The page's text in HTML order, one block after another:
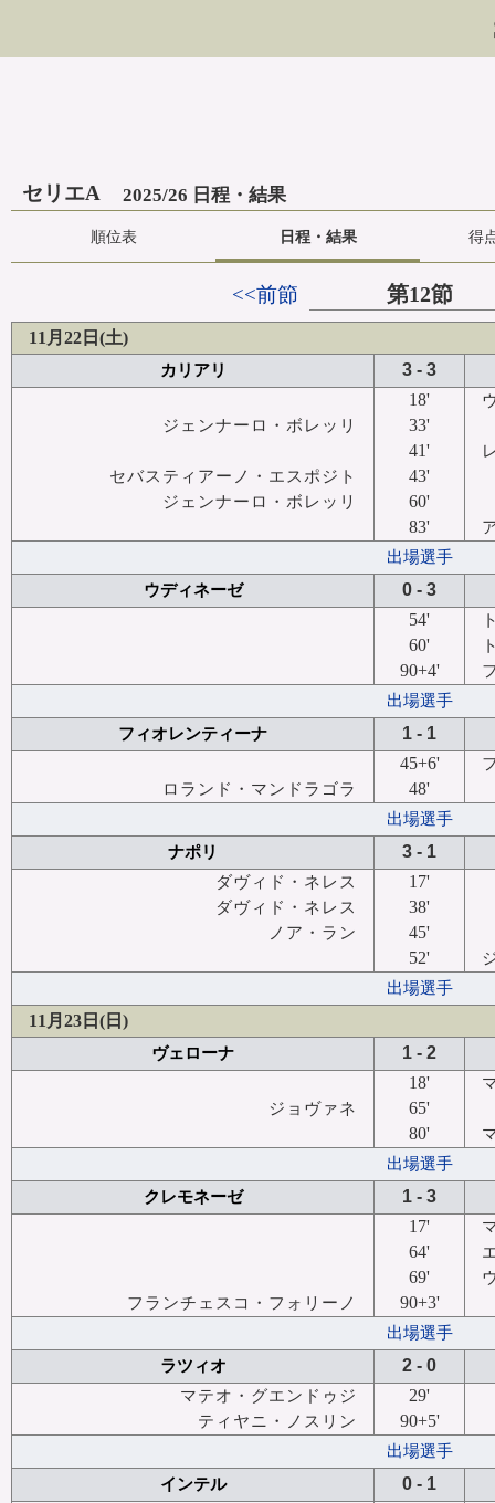
セリエA 2025/26 日程・結果
順位表 日程・結果 得
<<前節 第12節
11月22日(土)
カリアリ
3 - 3
18'
ジェンナーロ・ボレッリ
33'
41'
セバスティアーノ・エスポジト
43'
ジェンナーロ・ボレッリ
60'
83'
出場選手
ウディネーゼ
0 - 3
54'
60'
90+4'
出場選手
フィオレンティーナ
1 - 1
45+6'
ロランド・マンドラゴラ
48'
出場選手
ナポリ
3 - 1
ダヴィド・ネレス 17'
ダヴィド・ネレス 38'
ノア・ラン
45'
52'
出場選手
11月23日(日)
ヴェローナ
1 - 2
18'
ジョヴァネ
65'
80'
出場選手
クレモネーゼ
1 - 3
17'
64'
69'
フランチェスコ・フォリーノ
90+3'
出場選手
ラツィオ
2 - 0
マテオ・グエンドゥジ 29'
ティヤニ・ノスリン 90+5'
出場選手
インテル
0 - 1